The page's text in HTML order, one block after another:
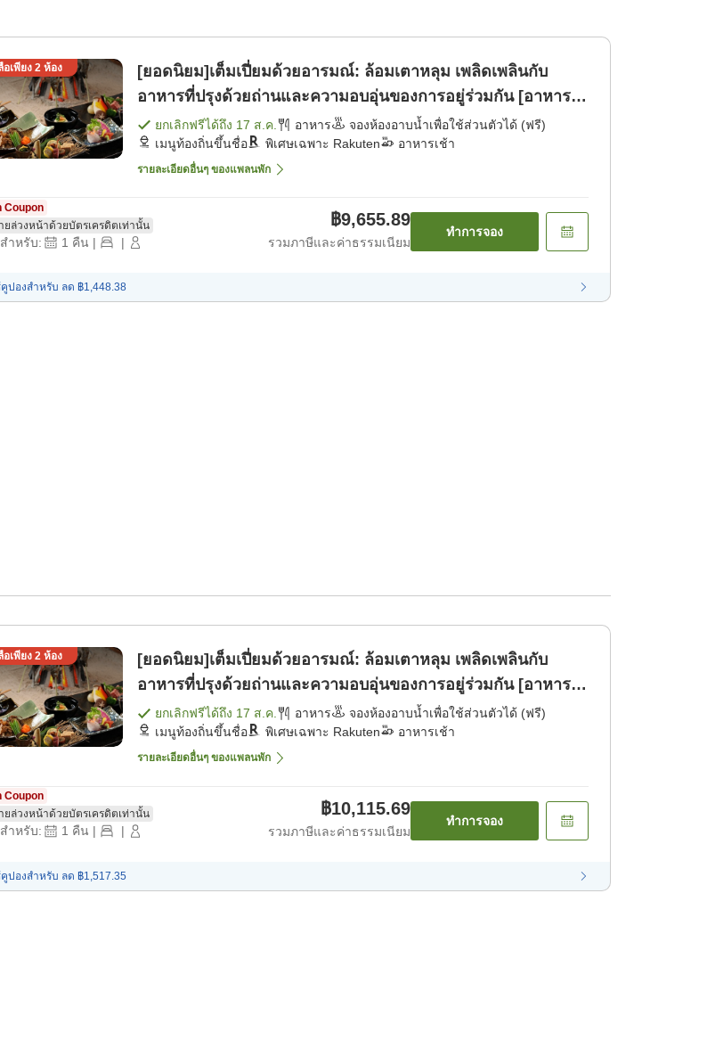
อเพียง 2ห้อง
[ยอดนิยม]เต็มเปี่ยมด้วยอารมณ์: ล้อมเตาหลุม เพลิดเพลินกับ
อาหารที่ปรุงด้วยถ่านและความอบอุ่นของการอยู่ร่วมกัน [อาหาร
เช้า] [อาหารเย็น]
ยกเลิกฟรีได้ถึง 17 ส.ค. อาหาร
จองห้องอาบน้ำเพื่อใช้ส่วนตัวได้ (ฟรี)
เมนูท้องถิ่นขึ้นชื่อ
พิเศษเฉพาะ Rakuten อาหารเช้า
รายละเอียดอื่นๆ ของแพลนพัก
Coupon
ยล่วงหน้าด้วยบัตรเครดิตเท่านั้น
ำหรับ: 1 คืน | |
฿9,655.89
รวมภาษีและค่าธรรมเนียม
ทำการจอง
ปองสำหรับ ลด ฿1,448.38
อเพียง 2ห้อง
[ยอดนิยม]เต็มเปี่ยมด้วยอารมณ์: ล้อมเตาหลุม เพลิดเพลินกับ
อาหารที่ปรุงด้วยถ่านและความอบอุ่นของการอยู่ร่วมกัน [อาหาร
เช้า] [อาหารเย็น]
ยกเลิกฟรีได้ถึง 17 ส.ค. อาหาร
จองห้องอาบน้ำเพื่อใช้ส่วนตัวได้ (ฟรี)
เมนูท้องถิ่นขึ้นชื่อ
พิเศษเฉพาะ Rakuten อาหารเช้า
รายละเอียดอื่นๆ ของแพลนพัก
Coupon
ยล่วงหน้าด้วยบัตรเครดิตเท่านั้น
ำหรับ: 1 คืน | |
฿10,115.69
รวมภาษีและค่าธรรมเนียม
ทำการจอง
ปองสำหรับ ลด ฿1,517.35